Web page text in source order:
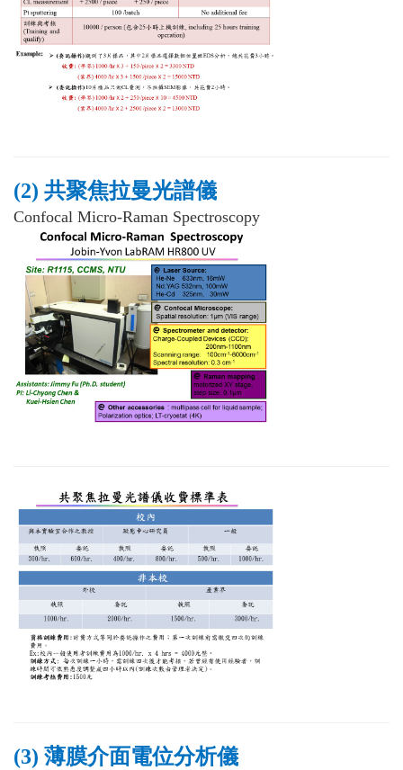
(2) 共聚焦拉曼光譜儀
Confocal Micro-Raman Spectroscopy
(3) 薄膜介面電位分析儀